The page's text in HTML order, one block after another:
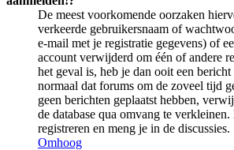
De meest voorkomende oorzaken
verkeerde gebruikersnaam of
e-mail met je registratie gegevens) of
account verwijderd om één of andere
het geval is, heb je dan ooit een bericht
normaal dat forums om de zoveel tijd
geen berichten geplaatst hebben,
de database qua omvang te
registreren en meng je in de discussies.
Omhoog